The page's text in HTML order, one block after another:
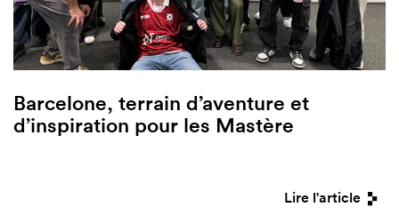
Barcelone, terrain d’aventure et
d’inspiration pour les Mastère
Lire l'article